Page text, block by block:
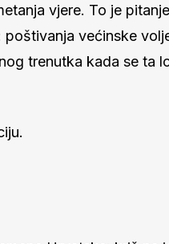
vjere. To je pitanje
poštivanja većinske
trenutka kada se ta